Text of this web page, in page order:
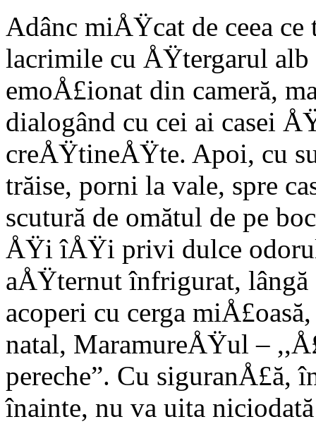
Adânc miÅŸcat de ceea
lacrimile cu ÅŸtergarul
emoÅ£ionat din cameră,
dialogând cu cei ai casei
creÅŸtineÅŸte. Apoi, cu
trăise, porni la vale, spre
scutură de omătul de pe
ÅŸi îÅŸi privi dulce
aÅŸternut înfrigurat, lângă
acoperi cu cerga
natal, MaramureÅŸul –
pereche”. Cu siguranÅ£ă,
înainte, nu va uita